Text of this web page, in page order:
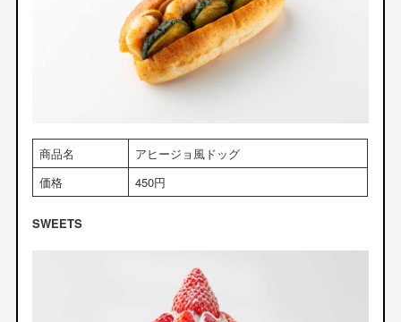
商品名
アヒージョ風ドッグ
価格
450円
SWEETS